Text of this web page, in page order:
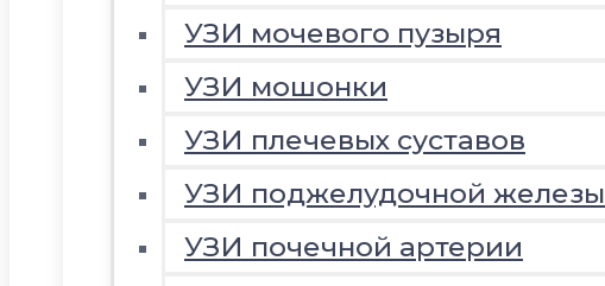
УЗИ мочевого пузыря
УЗИ мошонки
УЗИ плечевых суставов
УЗИ поджелудочной железы
УЗИ почечной артерии